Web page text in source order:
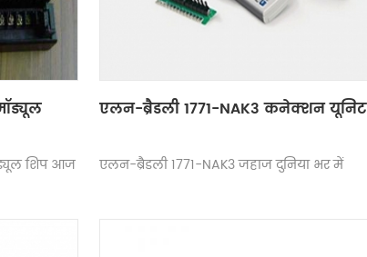
शिप आज
एलन-ब्रैडली 1771-NAK3 कनेक्शन यूनिट
एलन-ब्रैडली 1771-NAK3 जहाज दुनिया भर में